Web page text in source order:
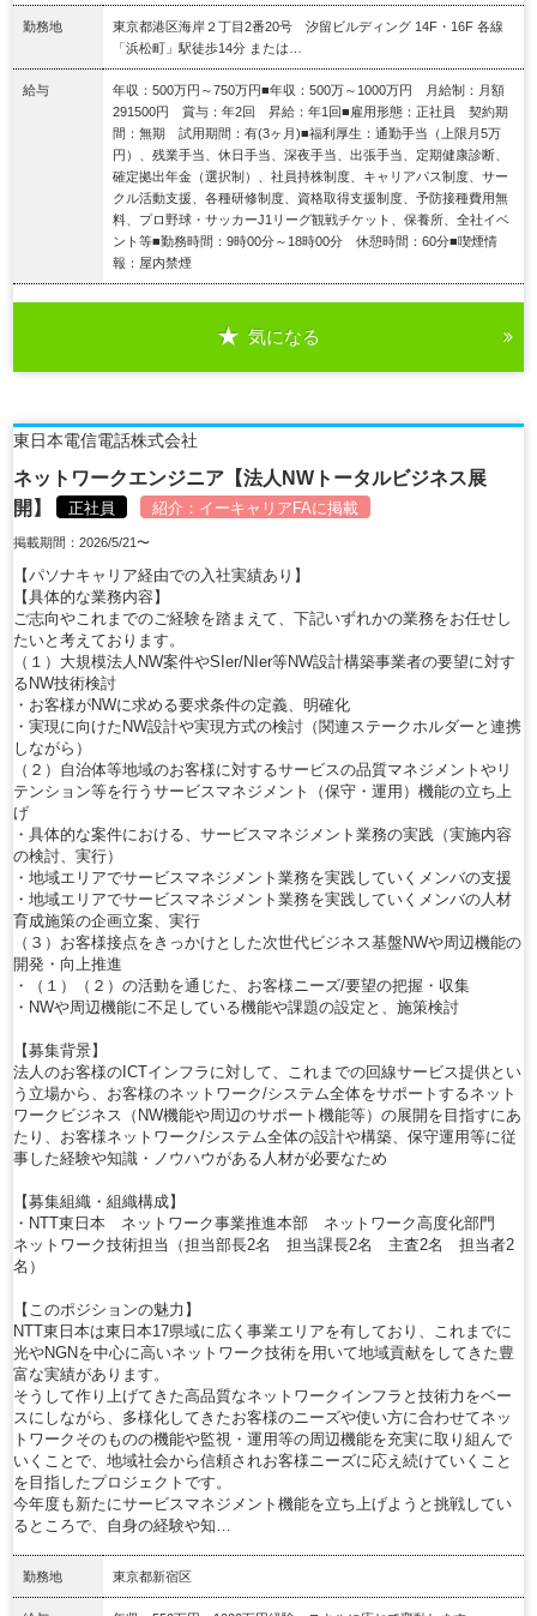
勤務地
東京都港区海岸２丁目2番20号 汐留ビルディング 14F・16F 各線
「浜松町」駅徒歩14分 または…
給与
年収：500万円～750万円■年収：500万～1000万円 月給制：月額
291500円 賞与：年2回 昇給：年1回■雇用形態：正社員 契約期
間：無期 試用期間：有(3ヶ月)■福利厚生：通勤手当（上限月5万
円）、残業手当、休日手当、深夜手当、出張手当、定期健康診断、
確定拠出年金（選択制）、社員持株制度、キャリアパス制度、サー
クル活動支援、各種研修制度、資格取得支援制度、予防接種費用無
料、プロ野球・サッカーJ1リーグ観戦チケット、保養所、全社イベ
ント等■勤務時間：9時00分～18時00分 休憩時間：60分■喫煙情
報：屋内禁煙
気になる
東日本電信電話株式会社
ネットワークエンジニア【法人NWトータルビジネス展
開】
正社員 紹介： イーキャリアFAに掲載
掲載期間：2026/5/21〜
【パソナキャリア経由での入社実績あり】
【具体的な業務内容】
ご志向やこれまでのご経験を踏まえて、下記いずれかの業務をお任せし
たいと考えております。
（１）大規模法人NW案件やSIer/NIer等NW設計構築事業者の要望に対す
るNW技術検討
・お客様がNWに求める要求条件の定義、明確化
・実現に向けたNW設計や実現方式の検討（関連ステークホルダーと連携
しながら）
（２）自治体等地域のお客様に対するサービスの品質マネジメントやリ
テンション等を行うサービスマネジメント（保守・運用）機能の立ち上
げ
・具体的な案件における、サービスマネジメント業務の実践（実施内容
の検討、実行）
・地域エリアでサービスマネジメント業務を実践していくメンバの支援
・地域エリアでサービスマネジメント業務を実践していくメンバの人材
育成施策の企画立案、実行
（３）お客様接点をきっかけとした次世代ビジネス基盤NWや周辺機能の
開発・向上推進
・（１）（２）の活動を通じた、お客様ニーズ/要望の把握・収集
・NWや周辺機能に不足している機能や課題の設定と、施策検討
【募集背景】
法人のお客様のICTインフラに対して、これまでの回線サービス提供とい
う立場から、お客様のネットワーク/システム全体をサポートするネット
ワークビジネス（NW機能や周辺のサポート機能等）の展開を目指すにあ
たり、お客様ネットワーク/システム全体の設計や構築、保守運用等に従
事した経験や知識・ノウハウがある人材が必要なため
【募集組織・組織構成】
・NTT東日本 ネットワーク事業推進本部 ネットワーク高度化部門
ネットワーク技術担当（担当部長2名 担当課長2名 主査2名 担当者2
名）
【このポジションの魅力】
NTT東日本は東日本17県域に広く事業エリアを有しており、これまでに
光やNGNを中心に高いネットワーク技術を用いて地域貢献をしてきた豊
富な実績があります。
そうして作り上げてきた高品質なネットワークインフラと技術力をベー
スにしながら、多様化してきたお客様のニーズや使い方に合わせてネッ
トワークそのものの機能や監視・運用等の周辺機能を充実に取り組んで
いくことで、地域社会から信頼されお客様ニーズに応え続けていくこと
を目指したプロジェクトです。
今年度も新たにサービスマネジメント機能を立ち上げようと挑戦してい
るところで、自身の経験や知…
勤務地 東京都新宿区